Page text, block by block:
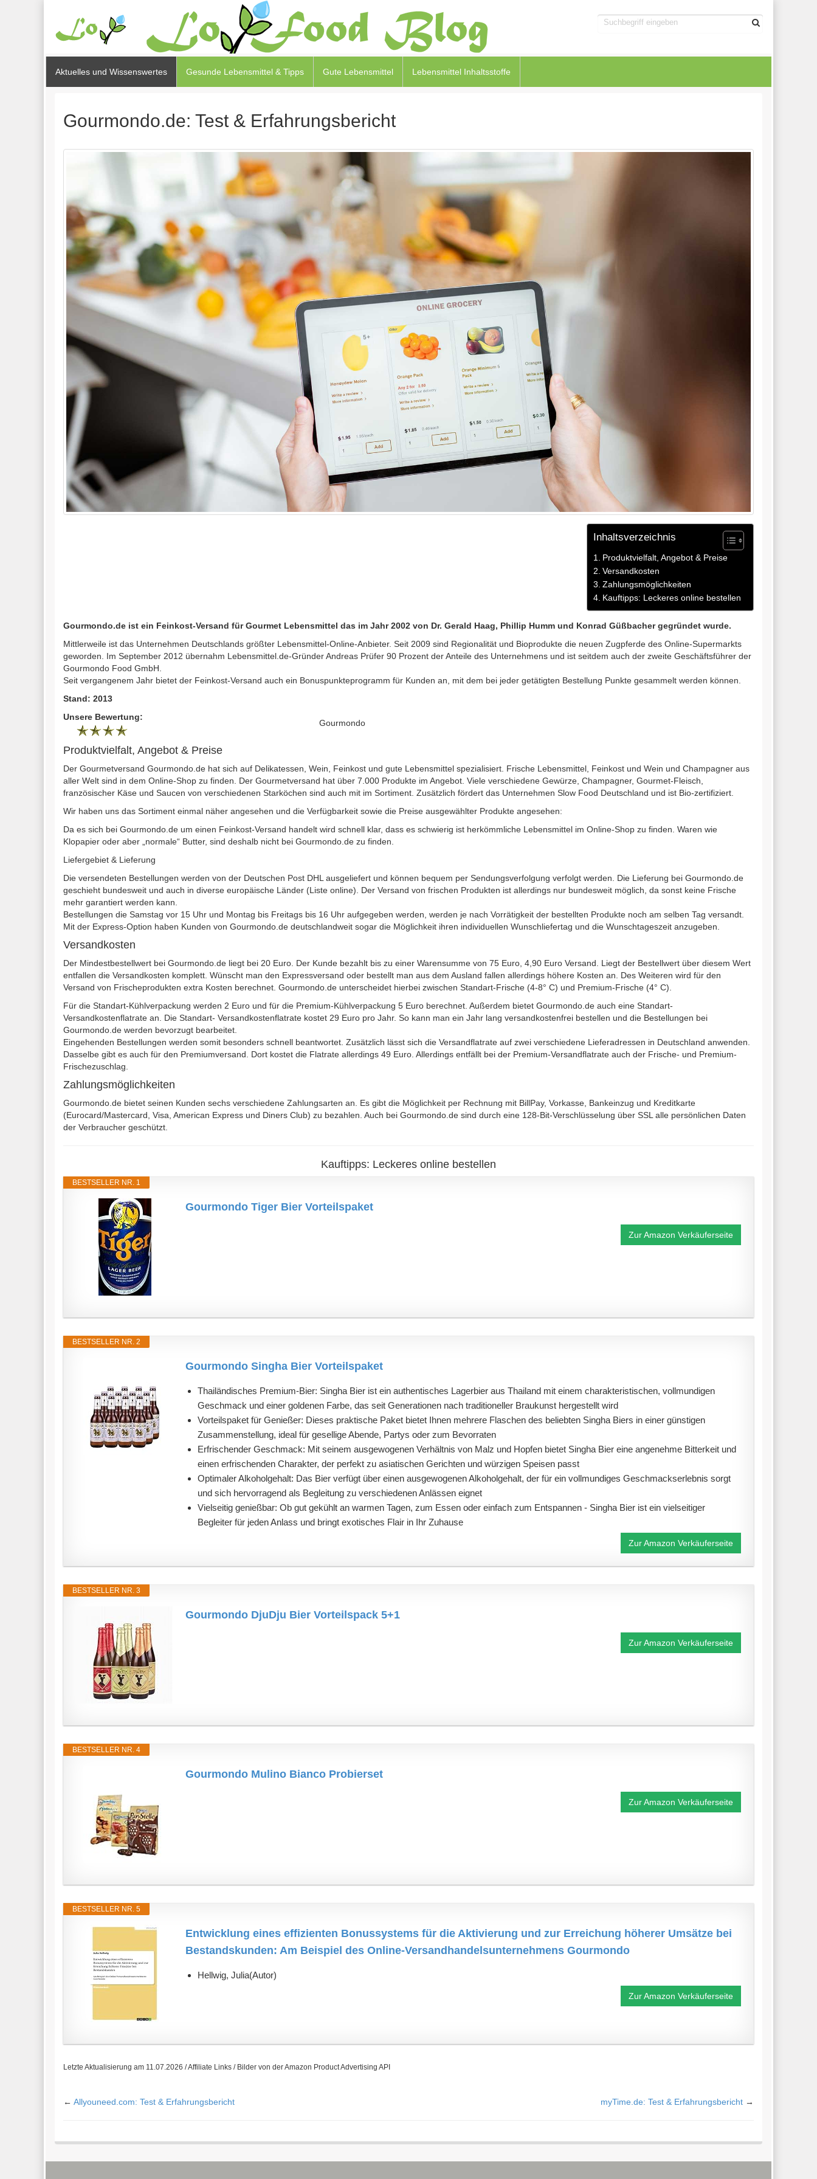
Aktuelles und Wissenswertes Gesunde Lebensmittel & Tipps Gute Lebensmittel Lebensmittel Inhaltsstoffe
Gourmondo.de: Test & Erfahrungsbericht
Inhaltsverzeichnis
Produktvielfalt, Angebot & Preise
Versandkosten
Zahlungsmöglichkeiten
Kauftipps: Leckeres online bestellen
Gourmondo.de ist ein Feinkost-Versand für Gourmet Lebensmittel das im Jahr 2002 von Dr. Gerald Haag, Phillip Humm und Konrad Güßbacher gegründet wurde.
Mittlerweile ist das Unternehmen Deutschlands größter Lebensmittel-Online-Anbieter. Seit 2009 sind Regionalität und Bioprodukte die neuen Zugpferde des Online-Supermarkts
geworden. Im September 2012 übernahm Lebensmittel.de-Gründer Andreas Prüfer 90 Prozent der Anteile des Unternehmens und ist seitdem auch der zweite Geschäftsführer der
Gourmondo Food GmbH.
Seit vergangenem Jahr bietet der Feinkost-Versand auch ein Bonuspunkteprogramm für Kunden an, mit dem bei jeder getätigten Bestellung Punkte gesammelt werden können.
Stand: 2013
Unsere Bewertung:
Gourmondo
Produktvielfalt, Angebot & Preise
Der Gourmetversand Gourmondo.de hat sich auf Delikatessen, Wein, Feinkost und gute Lebensmittel spezialisiert. Frische Lebensmittel, Feinkost und Wein und Champagner aus
aller Welt sind in dem Online-Shop zu finden. Der Gourmetversand hat über 7.000 Produkte im Angebot. Viele verschiedene Gewürze, Champagner, Gourmet-Fleisch,
französischer Käse und Saucen von verschiedenen Starköchen sind auch mit im Sortiment. Zusätzlich fördert das Unternehmen Slow Food Deutschland und ist Bio-zertifiziert.
Wir haben uns das Sortiment einmal näher angesehen und die Verfügbarkeit sowie die Preise ausgewählter Produkte angesehen:
Da es sich bei Gourmondo.de um einen Feinkost-Versand handelt wird schnell klar, dass es schwierig ist herkömmliche Lebensmittel im Online-Shop zu finden. Waren wie
Klopapier oder aber „normale“ Butter, sind deshalb nicht bei Gourmondo.de zu finden.
Liefergebiet & Lieferung
Die versendeten Bestellungen werden von der Deutschen Post DHL ausgeliefert und können bequem per Sendungsverfolgung verfolgt werden. Die Lieferung bei Gourmondo.de
geschieht bundesweit und auch in diverse europäische Länder (Liste online). Der Versand von frischen Produkten ist allerdings nur bundesweit möglich, da sonst keine Frische
mehr garantiert werden kann.
Bestellungen die Samstag vor 15 Uhr und Montag bis Freitags bis 16 Uhr aufgegeben werden, werden je nach Vorrätigkeit der bestellten Produkte noch am selben Tag versandt.
Mit der Express-Option haben Kunden von Gourmondo.de deutschlandweit sogar die Möglichkeit ihren individuellen Wunschliefertag und die Wunschtageszeit anzugeben.
Versandkosten
Der Mindestbestellwert bei Gourmondo.de liegt bei 20 Euro. Der Kunde bezahlt bis zu einer Warensumme von 75 Euro, 4,90 Euro Versand. Liegt der Bestellwert über diesem Wert
entfallen die Versandkosten komplett. Wünscht man den Expressversand oder bestellt man aus dem Ausland fallen allerdings höhere Kosten an. Des Weiteren wird für den
Versand von Frischeprodukten extra Kosten berechnet. Gourmondo.de unterscheidet hierbei zwischen Standart-Frische (4-8° C) und Premium-Frische (4° C).
Für die Standart-Kühlverpackung werden 2 Euro und für die Premium-Kühlverpackung 5 Euro berechnet. Außerdem bietet Gourmondo.de auch eine Standart-
Versandkostenflatrate an. Die Standart- Versandkostenflatrate kostet 29 Euro pro Jahr. So kann man ein Jahr lang versandkostenfrei bestellen und die Bestellungen bei
Gourmondo.de werden bevorzugt bearbeitet.
Eingehenden Bestellungen werden somit besonders schnell beantwortet. Zusätzlich lässt sich die Versandflatrate auf zwei verschiedene Lieferadressen in Deutschland anwenden.
Dasselbe gibt es auch für den Premiumversand. Dort kostet die Flatrate allerdings 49 Euro. Allerdings entfällt bei der Premium-Versandflatrate auch der Frische- und Premium-
Frischezuschlag.
Zahlungsmöglichkeiten
Gourmondo.de bietet seinen Kunden sechs verschiedene Zahlungsarten an. Es gibt die Möglichkeit per Rechnung mit BillPay, Vorkasse, Bankeinzug und Kreditkarte
(Eurocard/Mastercard, Visa, American Express und Diners Club) zu bezahlen. Auch bei Gourmondo.de sind durch eine 128-Bit-Verschlüsselung über SSL alle persönlichen Daten
der Verbraucher geschützt.
Kauftipps: Leckeres online bestellen
BESTSELLER NR. 1
Gourmondo Tiger Bier Vorteilspaket
Zur Amazon Verkäuferseite
BESTSELLER NR. 2
Gourmondo Singha Bier Vorteilspaket
Thailändisches Premium-Bier: Singha Bier ist ein authentisches Lagerbier aus Thailand mit einem charakteristischen, vollmundigen
Geschmack und einer goldenen Farbe, das seit Generationen nach traditioneller Braukunst hergestellt wird
Vorteilspaket für Genießer: Dieses praktische Paket bietet Ihnen mehrere Flaschen des beliebten Singha Biers in einer günstigen
Zusammenstellung, ideal für gesellige Abende, Partys oder zum Bevorraten
Erfrischender Geschmack: Mit seinem ausgewogenen Verhältnis von Malz und Hopfen bietet Singha Bier eine angenehme Bitterkeit und
einen erfrischenden Charakter, der perfekt zu asiatischen Gerichten und würzigen Speisen passt
Optimaler Alkoholgehalt: Das Bier verfügt über einen ausgewogenen Alkoholgehalt, der für ein vollmundiges Geschmackserlebnis sorgt
und sich hervorragend als Begleitung zu verschiedenen Anlässen eignet
Vielseitig genießbar: Ob gut gekühlt an warmen Tagen, zum Essen oder einfach zum Entspannen - Singha Bier ist ein vielseitiger
Begleiter für jeden Anlass und bringt exotisches Flair in Ihr Zuhause
Zur Amazon Verkäuferseite
BESTSELLER NR. 3
Gourmondo DjuDju Bier Vorteilspack 5+1
Zur Amazon Verkäuferseite
BESTSELLER NR. 4
Gourmondo Mulino Bianco Probierset
Zur Amazon Verkäuferseite
BESTSELLER NR. 5
Entwicklung eines effizienten Bonussystems für die Aktivierung und zur Erreichung höherer Umsätze bei
Bestandskunden: Am Beispiel des Online-Versandhandelsunternehmens Gourmondo
Hellwig, Julia(Autor)
Zur Amazon Verkäuferseite
Letzte Aktualisierung am 11.07.2026 / Affiliate Links / Bilder von der Amazon Product Advertising API
← Allyouneed.com: Test & Erfahrungsbericht myTime.de: Test & Erfahrungsbericht →